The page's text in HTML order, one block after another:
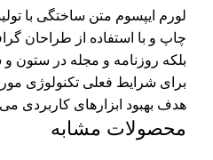
لورم ایپسوم متن ساختگی با
چاپ و با استفاده از طراحان
بلکه روزنامه و مجله در ستون
برای شرایط فعلی تکنولوژی مورد
هدف بهبود ابزارهای کاربردی
محصولات مشابه